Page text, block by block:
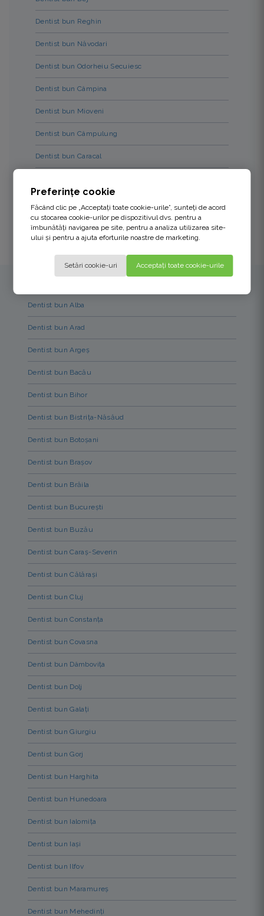
Dentist bun Reghin
Dentist bun Năvodari
Dentist bun Odorheiu Secuiesc
Dentist bun Câmpina
Dentist bun Mioveni
Dentist bun Câmpulung
Dentist bun Caracal
Dentist bun Fetești
Dentist bun Alba
Dentist bun Arad
Dentist bun Argeș
Dentist bun Bacău
Dentist bun Bihor
Dentist bun Bistrița-Năsăud
Dentist bun Botoșani
Dentist bun Brașov
Dentist bun Brăila
Dentist bun București
Dentist bun Buzău
Dentist bun Caraș-Severin
Dentist bun Călărași
Dentist bun Cluj
Dentist bun Constanța
Dentist bun Covasna
Dentist bun Dâmbovița
Dentist bun Dolj
Dentist bun Galați
Dentist bun Giurgiu
Dentist bun Gorj
Dentist bun Harghita
Dentist bun Hunedoara
Dentist bun Ialomița
Dentist bun Iași
Dentist bun Ilfov
Dentist bun Maramureș
Dentist bun Mehedinți
Preferințe cookie
Făcând clic pe „Acceptați toate cookie-urile”, sunteți de acord
cu stocarea cookie-urilor pe dispozitivul dvs. pentru a
îmbunătăți navigarea pe site, pentru a analiza utilizarea site-
ului și pentru a ajuta eforturile noastre de marketing.
Setări cookie-uri Acceptați toate cookie-urile